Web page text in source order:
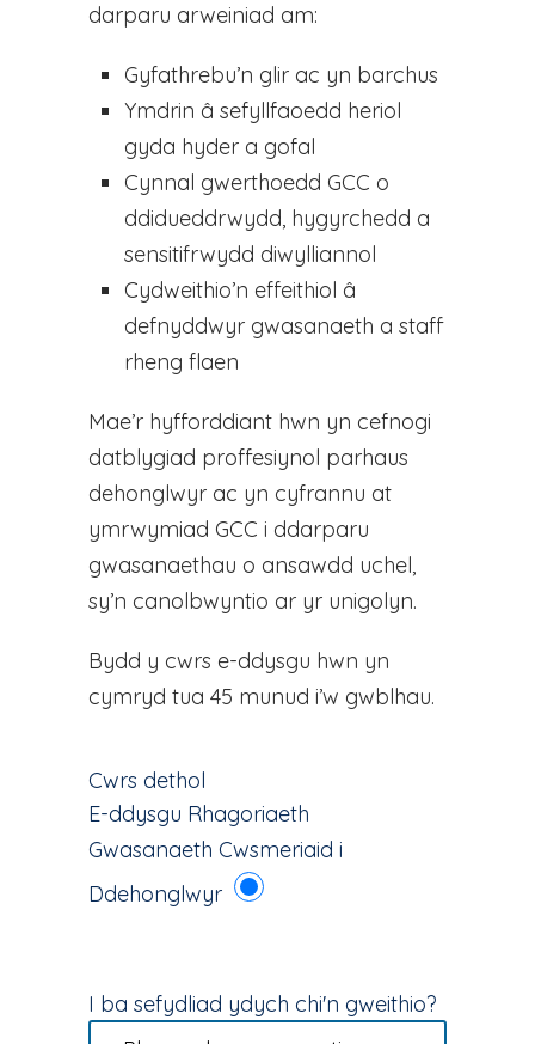
darparu arweiniad am:
Gyfathrebu’n glir ac yn barchus
Ymdrin â sefyllfaoedd heriol
gyda hyder a gofal
Cynnal gwerthoedd GCC o
ddidueddrwydd, hygyrchedd a
sensitifrwydd diwylliannol
Cydweithio’n effeithiol â
defnyddwyr gwasanaeth a staff
rheng flaen
Mae’r hyfforddiant hwn yn cefnogi
datblygiad proffesiynol parhaus
dehonglwyr ac yn cyfrannu at
ymrwymiad GCC i ddarparu
gwasanaethau o ansawdd uchel,
sy’n canolbwyntio ar yr unigolyn.
Bydd y cwrs e-ddysgu hwn yn
cymryd tua 45 munud i’w gwblhau.
Cwrs dethol
E-ddysgu Rhagoriaeth
Gwasanaeth Cwsmeriaid i
Ddehonglwyr
I ba sefydliad ydych chi'n gweithio?